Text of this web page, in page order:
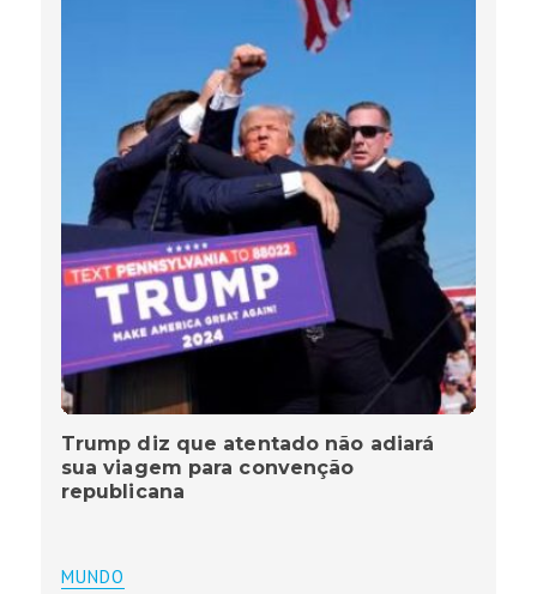
Trump diz que atentado não adiará
sua viagem para convenção
republicana
MUNDO